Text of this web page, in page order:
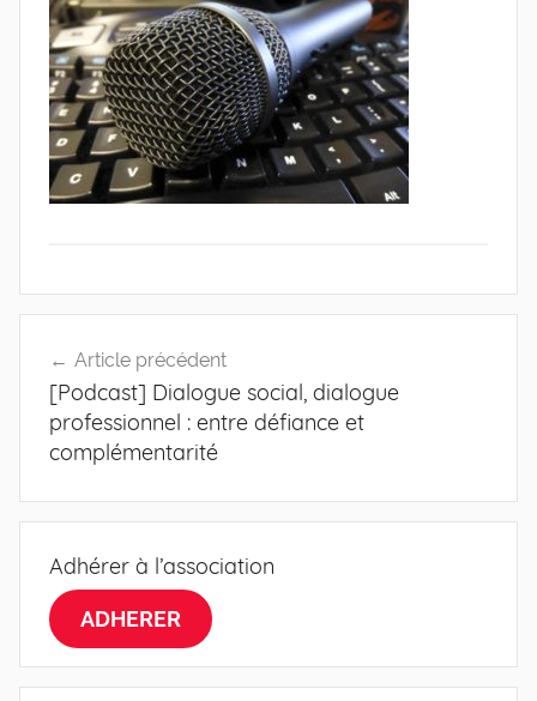
de
l'Entreprise
de
l’article
Article précédent
[Podcast] Dialogue social, dialogue
professionnel : entre défiance et
complémentarité
Adhérer à l’association
ADHERER